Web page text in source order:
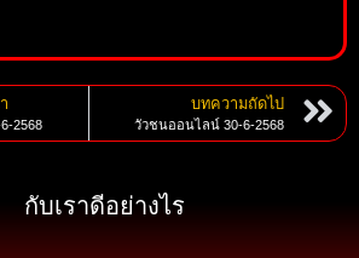
2568
บทความถัดไป
วัวชนออนไลน์ 30-6-2568
กับเราดีอย่างไร